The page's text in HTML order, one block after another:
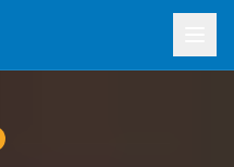
: organiser et optimiser